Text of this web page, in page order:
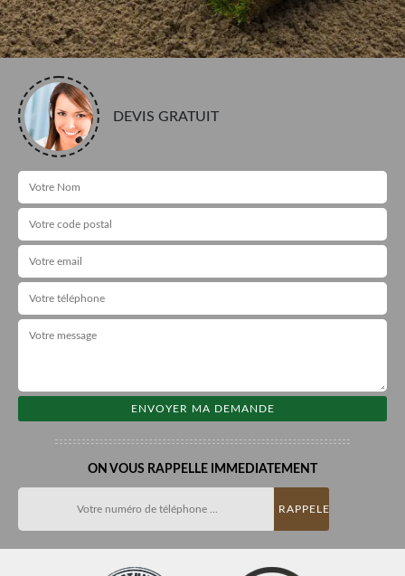
DEVIS GRATUIT
ON VOUS RAPPELLE IMMEDIATEMENT